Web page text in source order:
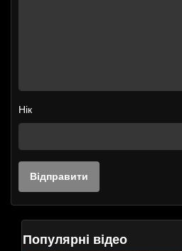
Нік
Популярні відео